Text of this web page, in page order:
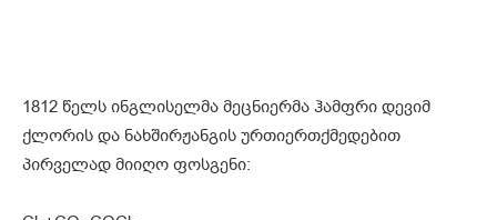
1812 წელს ინგლისელმა მეცნიერმა ჰამფრი დევიმ
ქლორის და ნახშირჟანგის ურთიერთქმედებით
პირველად მიიღო ფოსგენი: